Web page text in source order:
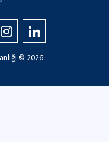
© 2026